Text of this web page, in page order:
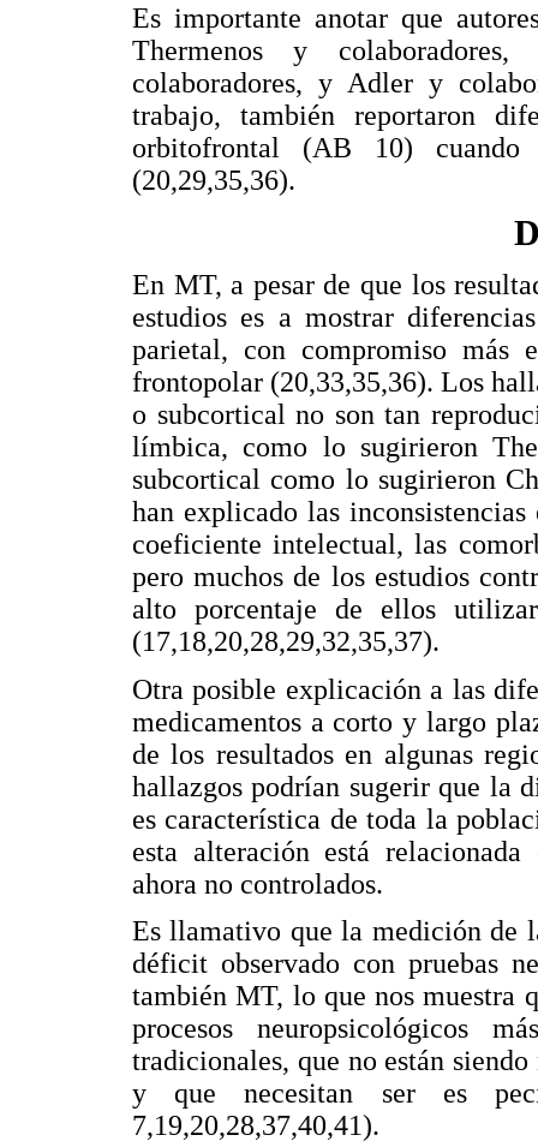
Es importante anotar que
Thermenos y
colaboradores, y Adler y
trabajo, también reportaron
orbitofrontal (AB 10) cuando
(20,29,35,36).
En MT, a pesar de que los
estudios es a mostrar
parietal, con compromiso
frontopolar (20,33,35,36). Los
o subcortical no son tan
límbica, como lo sugirieron
subcortical como lo sugirieron
han explicado las
coeficiente intelectual, las
pero muchos de los estudios
alto porcentaje de ellos
(17,18,20,28,29,32,35,37).
Otra posible explicación a las
medicamentos a corto y largo
de los resultados en algunas
hallazgos podrían sugerir que la
es característica de toda la
esta alteración está
ahora no controlados.
Es llamativo que la medición de
déficit observado con pruebas
también MT, lo que nos muestra
procesos neuropsicológicos
tradicionales, que no están
y que necesitan ser es
7,19,20,28,37,40,41).